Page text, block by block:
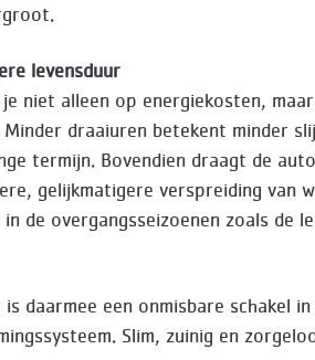
levensduur
niet alleen op energiekosten,
draaiuren betekent minder
termijn. Bovendien draagt de
gelijkmatigere verspreiding van
de overgangsseizoenen zoals de
is daarmee een onmisbare schakel
Slim, zuinig en